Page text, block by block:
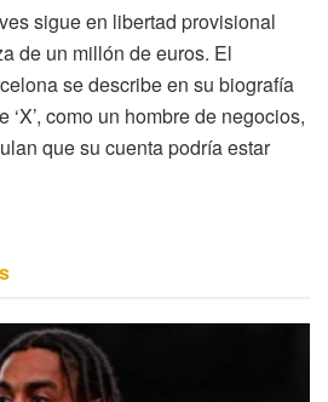
sigue en libertad provisional
de un millón de euros. El
se describe en su biografía
‘X’, como un hombre de negocios,
que su cuenta podría estar